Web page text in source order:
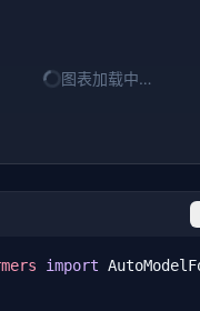
图表加载中…
import